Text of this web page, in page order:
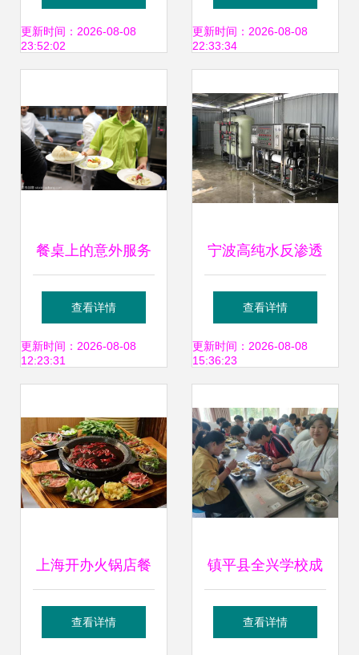
能力跃升新台阶
更新时间：2026-08-08
23:52:02
厂、原料厂家与广
服务
更新时间：2026-08-08
22:33:34
餐桌上的意外服务
服务员端着沙拉，
厨师在幕后的餐饮
查看详情
更新时间：2026-08-08
12:23:31
宁波高纯水反渗透
水处理设备在餐饮
服务中的应用价值
查看详情
更新时间：2026-08-08
15:36:23
上海开办火锅店餐
饮服务许可证办理
查看详情
镇平县全兴学校成
功举办食堂开放日
查看详情